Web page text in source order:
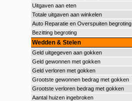
Uitgaven aan eten
Totale uitgaven aan winkelen
Auto Reparatie en Overspuiten begroting
Bezitting begroting
Wedden & Stelen
Geld uitgegeven aan gokken
Geld gewonnen met gokken
Geld verloren met gokken
Grootste gewonnen bedrag met gokken
Grootste verloren bedrag met gokken
Aantal huizen ingebroken